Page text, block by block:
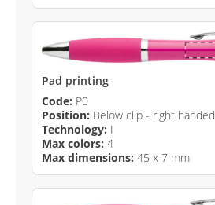
Pad printing
Code: P0
Position: Below clip - right handed
Technology: I
Max colors: 4
Max dimensions: 45 x 7 mm